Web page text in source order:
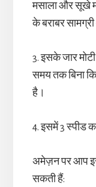
मसाला और सूखे
के बराबर
3. इसके जार
समय तक बिना
है।
4. इसमें 3 स्पीड
अमेज़न पर आप
सकती हैं: